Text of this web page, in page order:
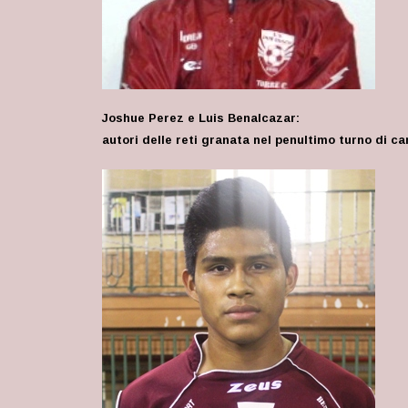
Joshue Perez e Luis Benalcazar:
autori delle reti granata nel penultimo turno di